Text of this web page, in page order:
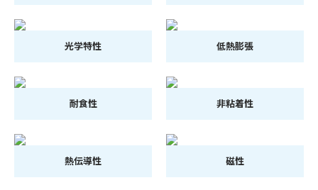
光学特性 低熱膨張
耐食性 非粘着性
熱伝導性 磁性